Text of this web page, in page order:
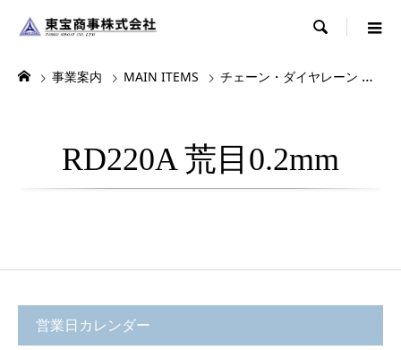

事業案内 MAIN ITEMS チェーン・ダイヤレーン
RD220A 荒目0.2mm
営業日カレンダー